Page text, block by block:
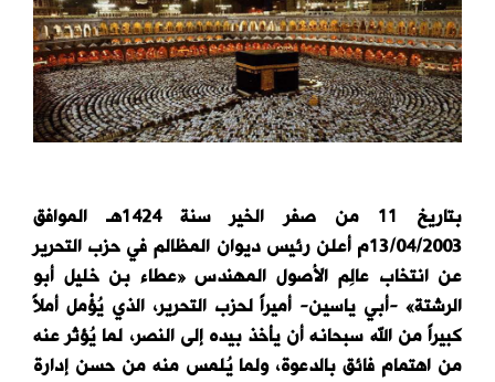
بتاريخ 11 من صفر الخير سنة 1424هـ الموافق
13/04/2003م أعلن رئيس ديوان المظالم في حزب التحرير
عن انتخاب عالِم الأصول المهندس «عطاء بن خليل أبو
الرشتة» -أبي ياسين- أميراً لحزب التحرير، الذي يُؤْمل أملاً
كبيراً من الله سبحانه أن يأخذ بيده إلى النصر، لما يُؤثر عنه
من اهتمام فائق بالدعوة، ولما يُلمس منه من حسن إدارة